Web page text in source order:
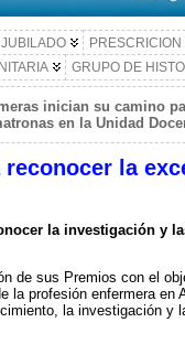
GRUPO DE
inician su camino
en la Unidad
la
la investigación y
de sus Premios con el
la profesión enfermera en
la investigación y